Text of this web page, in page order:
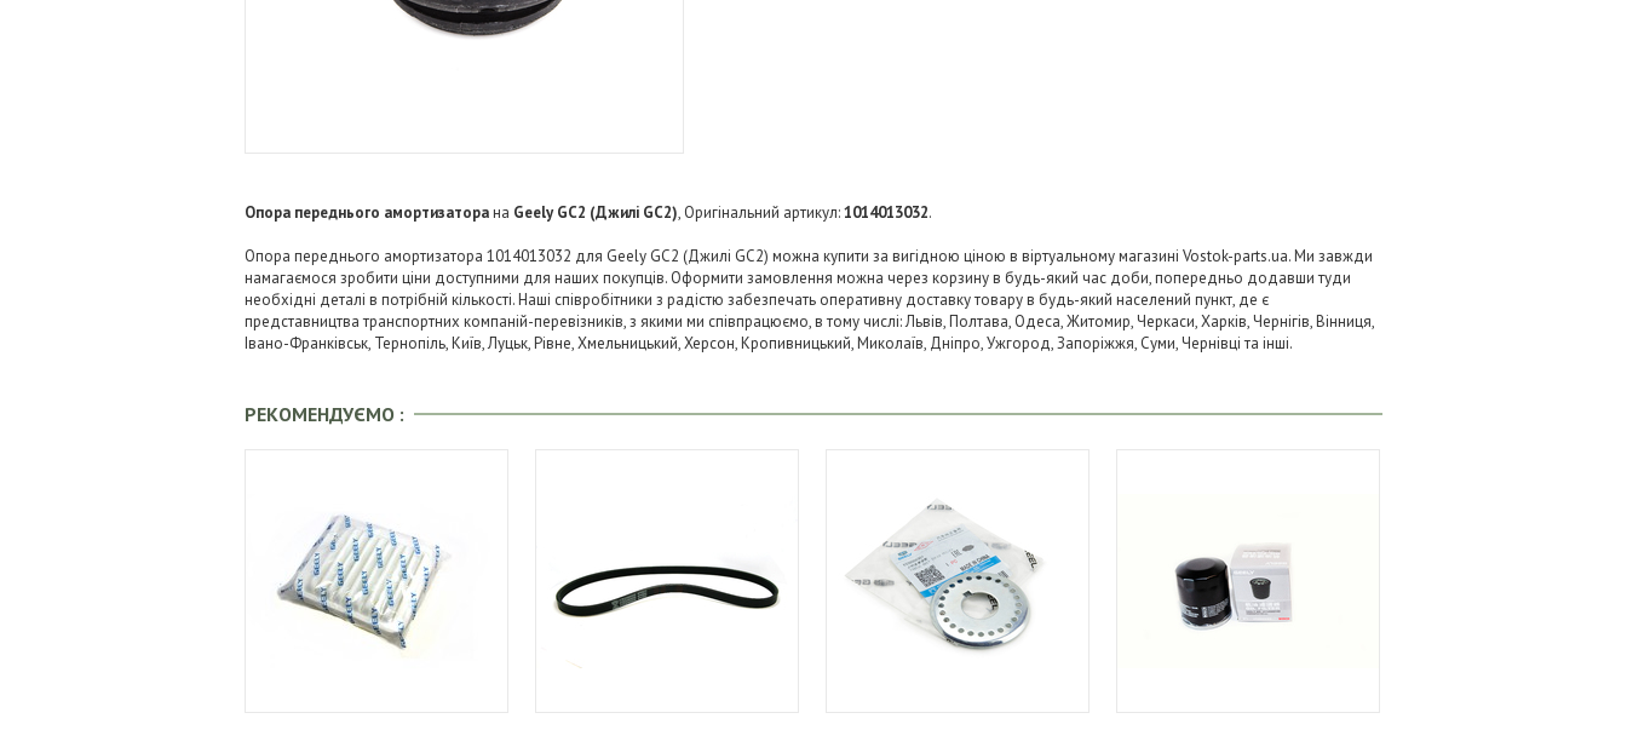
Опора переднього амортизаторана Geely GC2 (Джилі GC2), Оригінальний артикул:1014013032.
Опора переднього амортизатора 1014013032 для Geely GC2 (Джилі GC2) можна купити за вигідною ціною в віртуальному магазині Vostok-parts.ua. Ми завжди
намагаємося зробити ціни доступними для наших покупців. Оформити замовлення можна через корзину в будь-який час доби, попередньо додавши туди
необхідні деталі в потрібній кількості. Наші співробітники з радістю забезпечать оперативну доставку товару в будь-який населений пункт, де є
представництва транспортних компаній-перевізників, з якими ми співпрацюємо, в тому числі: Львів, Полтава, Одеса, Житомир, Черкаси, Харків, Чернігів, Вінниця,
Івано-Франківськ, Тернопіль, Київ, Луцьк, Рівне, Хмельницький, Херсон, Кропивницький, Миколаїв, Дніпро, Ужгород, Запоріжжя, Суми, Чернівці та інші.
РЕКОМЕНДУЄМО :